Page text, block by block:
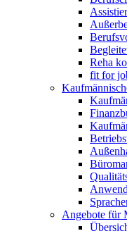
Reha
fit for
Angebote für